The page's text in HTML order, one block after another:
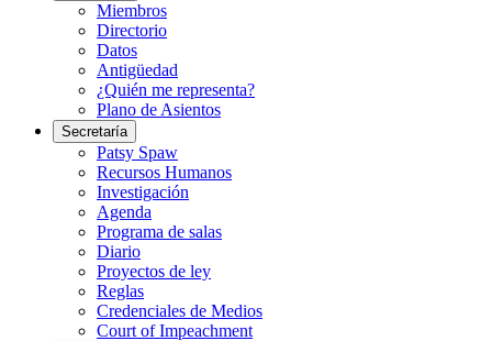
Miembros
Directorio
Datos
Antigüedad
¿Quién me representa?
Plano de Asientos
Secretaría
Patsy Spaw
Recursos Humanos
Investigación
Agenda
Programa de salas
Diario
Proyectos de ley
Reglas
Credenciales de Medios
Court of Impeachment